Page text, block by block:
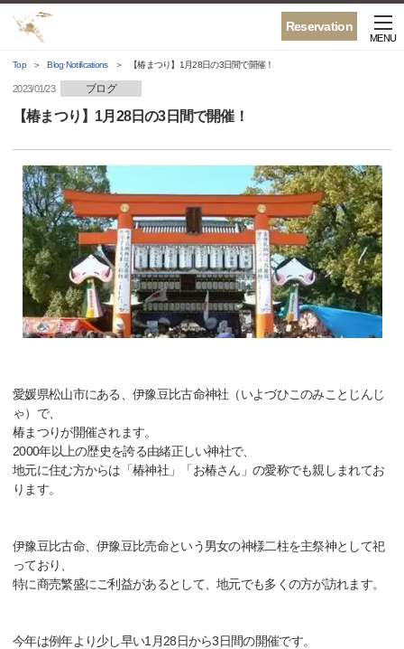
Reservation
MENU
Top Blog·Notifications 【椿まつり】1月28日の3日間で開催！
2023/01/23 ブログ
【椿まつり】1月28日の3日間で開催！
愛媛県松山市にある、伊豫豆比古命神社（いよづひこのみことじんじ
ゃ）で、
椿まつりが開催されます。
2000年以上の歴史を誇る由緒正しい神社で、
地元に住む方からは「椿神社」「お椿さん」の愛称でも親しまれてお
ります。
伊豫豆比古命、伊豫豆比売命という男女の神様二柱を主祭神として祀
っており、
特に商売繁盛にご利益があるとして、地元でも多くの方が訪れます。
今年は例年より少し早い1月28日から3日間の開催です。